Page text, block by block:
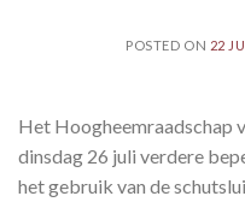
POSTED ON 22
Het Hoogheemraadschap
dinsdag 26 juli verdere
het gebruik van de